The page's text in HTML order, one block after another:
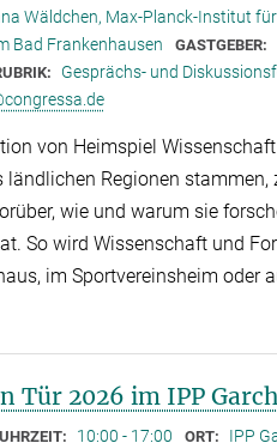
Wäldchen, Max-Planck-Institut
Bad Frankenhausen GASTGEBER:
Gesprächs- und
von Heimspiel
ländlichen Regionen
wie und warum sie
So wird Wissenschaft und
im Sportvereinsheim oder
Tür 2026 im IPP
UHRZEIT: 10:00 - 17:00 ORT: IPP